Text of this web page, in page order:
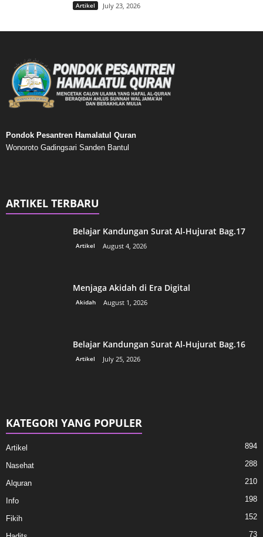
Artikel July 23, 2026
Pondok Pesantren Hamalatul Quran
Wonoroto Gadingsari Sanden Bantul
ARTIKEL TERBARU
Belajar Kandungan Surat Al-Hujurat Bag.17
Artikel August 4, 2026
Menjaga Akidah di Era Digital
Akidah August 1, 2026
Belajar Kandungan Surat Al-Hujurat Bag.16
Artikel July 25, 2026
KATEGORI YANG POPULER
Artikel 894
Nasehat 288
Alquran 210
Info 198
Fikih 152
73